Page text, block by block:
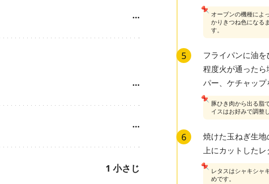
···
···
···
1 小さじ
オーブンの機種によ
かりきつね色になる
す。
📌
5
フライパンに油
程度火が通った
パー、ケチャッ
豚ひき肉から出る脂
イスはお好みで調整
📌
6
焼けた玉ねぎ生
上にカットした
レタスはシャキシャ
めです。
📌